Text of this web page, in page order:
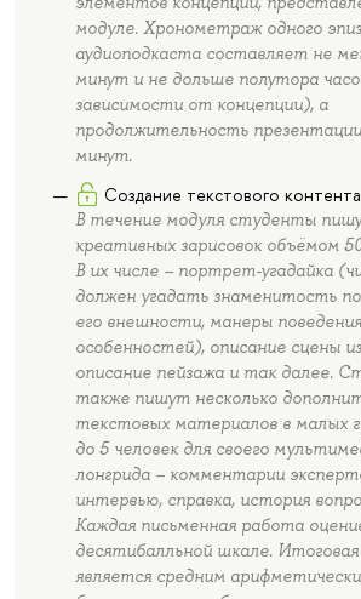
модуле. Хронометраж одного
аудиоподкаста составляет не
минут и не дольше полутора
зависимости от концепции), а
продолжительность
минут.
Создание текстового контента
В течение модуля студенты
креативных зарисовок объёмом
В их числе – портрет-угадайка
должен угадать знаменитость
его внешности, манеры
особенностей), описание сцены
описание пейзажа и так далее.
также пишут несколько
текстовых материалов в малых
до 5 человек для своего
лонгрида – комментарии
интервью, справка, история
Каждая письменная работа
десятибалльной шкале.
является средним